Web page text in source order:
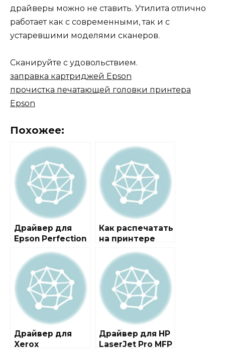
драйверы можно не ставить. Утилита отлично
работает как с современными, так и с
устаревшими моделями сканеров.
Сканируйте с удовольствием.
заправка картриджей Epson
прочистка печатающей головки принтера
Epson
Похожее:
Драйвер для
Epson Perfection
(Windows 7)
Как распечатать
на принтере
Драйвер для
Xerox
Драйвер для HP
LaserJet Pro MFP